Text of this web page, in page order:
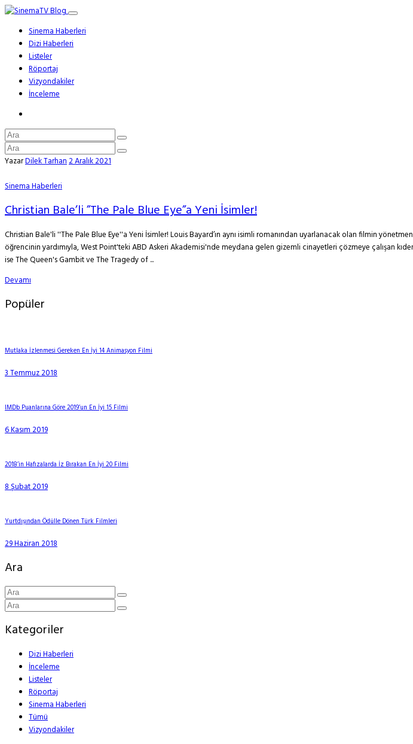
Sinema Haberleri
Dizi Haberleri
Listeler
Röportaj
Vizyondakiler
İnceleme
YazarDilek Tarhan2 Aralık 2021
Sinema Haberleri
Christian Bale’li ”The Pale Blue Eye”a Yeni İsimler!
Christian Bale'li ''The Pale Blue Eye''a Yeni İsimler! Louis Bayard’ın aynı isimli romanından uyarlanacak olan filmin
öğrencinin yardımıyla, West Point'teki ABD Askeri Akademisi'nde meydana gelen gizemli cinayetleri çözmeye çalışan
ise The Queen's Gambit ve The Tragedy of ...
Devamı
Popüler
Mutlaka İzlenmesi Gereken En İyi 14 Animasyon Filmi
3 Temmuz 2018
IMDb Puanlarına Göre 2019’un En İyi 15 Filmi
6 Kasım 2019
2018’in Hafızalarda İz Bırakan En İyi 20 Filmi
8 Şubat 2019
Yurtdışından Ödülle Dönen Türk Filmleri
29 Haziran 2018
Ara
Kategoriler
Dizi Haberleri
İnceleme
Listeler
Röportaj
Sinema Haberleri
Tümü
Vizyondakiler